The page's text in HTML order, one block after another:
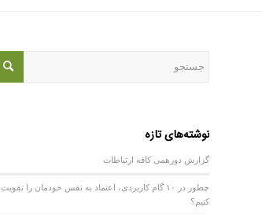
نوشته‌های تازه
گزارش دورهمی کافه ارتباطات
چطور در ۱۰ گام کاربردی، اعتماد به نفس خودمان را تقویت
کنیم؟